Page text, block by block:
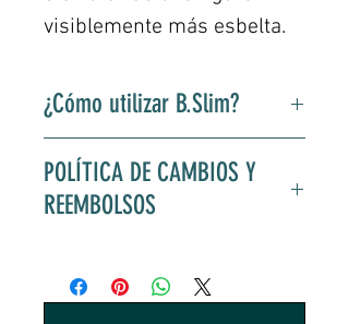
visiblemente más esbelta.
¿Cómo utilizar B.Slim?
noche durante un mes. Después
de la cena y no más de 2 horas
dependiendo del efecto deseado.
Consulte las instrucciones en la
POLÍTICA DE CAMBIOS Y
REEMBOLSOS
uso máximo para cualquier
persona que realice una solicitud